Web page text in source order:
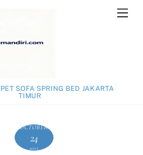
SOFA SPRING BED JAKARTA
TIMUR
OCTOBER
24
2025